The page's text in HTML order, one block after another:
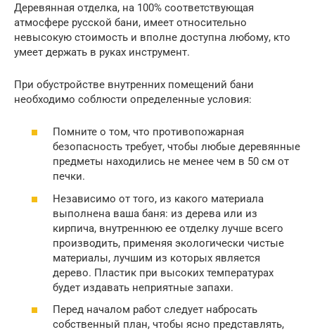
Деревянная отделка, на 100% соответствующая
атмосфере русской бани, имеет относительно
невысокую стоимость и вполне доступна любому, кто
умеет держать в руках инструмент.
При обустройстве внутренних помещений бани
необходимо соблюсти определенные условия:
Помните о том, что противопожарная
безопасность требует, чтобы любые деревянные
предметы находились не менее чем в 50 см от
печки.
Независимо от того, из какого материала
выполнена ваша баня: из дерева или из
кирпича, внутреннюю ее отделку лучше всего
производить, применяя экологически чистые
материалы, лучшим из которых является
дерево. Пластик при высоких температурах
будет издавать неприятные запахи.
Перед началом работ следует набросать
собственный план, чтобы ясно представлять,